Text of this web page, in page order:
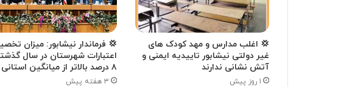
💢 اغلب مدارس و مهد کودک های
غیر دولتی نیشابور تاییدیه ایمنی و
آتش نشانی ندارند
۱ روز پیش
💢 فرماندار نیشابور: میزان
اعتبارات شهرستان در سال
۸ درصد بالاتر از میانگین استانی بود
۳ هفته پیش